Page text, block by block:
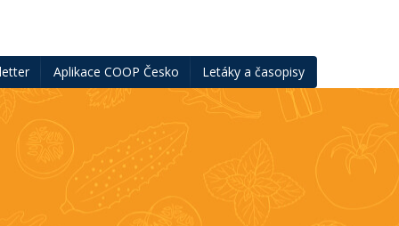
Aplikace COOP Česko Letáky a časopisy